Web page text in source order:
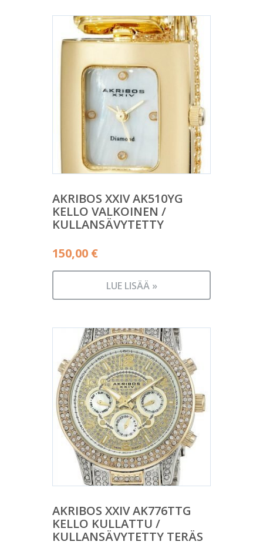
AKRIBOS XXIV AK510YG
KELLO VALKOINEN /
KULLANSÄVYTETTY
150,00 €
LUE LISÄÄ »
AKRIBOS XXIV AK776TTG
KELLO KULLATTU /
KULLANSÄVYTETTY TERÄS